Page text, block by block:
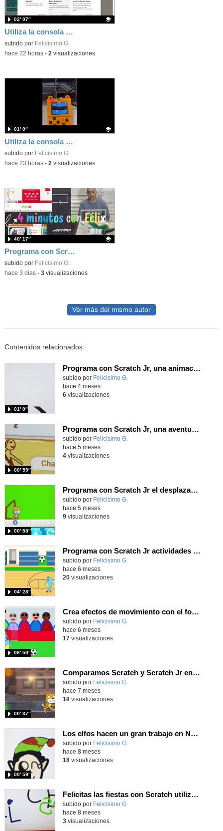
Utiliza la consola Mewbit de Kittenbot para llevar tus juegos arcade de MakeCode a tu mano
Contenido educativo.
subido por Felicisimo G.
02′ 07″
-hace 22 horas- 2 visualizaciones
Utiliza la consola Meowbit de KIttenbot para jugar con tus programas MakeCode Arcade
Contenido educativo.
subido por Felicisimo G.
01′ 0″
-hace 23 horas- 2 visualizaciones
Programa con Scratch, 8 diferentes juegos para vivir la emoción de los partidos de España en el mundial 2026
Contenido educativo.
subido por Felicisimo G.
40′ 17″
-hace 3 dias- 3visualizaciones
Ver más del mismo autor
Contenidos relacionados:
Programa con Scratch Jr, una animación para trabajar los bloques de movimiento y desparecer.
Contenido educativo.
subido por Felicisimo G.
01′ 0″
hace 4 meses
6visualizaciones
Programa con Scratch Jr, una aventura mitológica usando los bloques de movimiento
Contenido educativo.
subido por Felicisimo G.
00′ 59″
hace 5 meses
4visualizaciones
Programa con Scratch Jr el desplazamiento de tu personaje para evitar las bombas
Contenido educativo.
subido por Felicisimo G.
00′ 58″
hace 5 meses
9visualizaciones
Programa con Scratch Jr actividades de saltos y choques entre personajes.
Contenido educativo.
subido por Felicisimo G.
04′ 28″
hace 6 meses
20visualizaciones
Crea efectos de movimiento con el fondo programando con Scratch Jr
Contenido educativo.
subido por Felicisimo G.
06′ 50″
hace 6 meses
17visualizaciones
Comparamos Scratch y Scratch Jr en un juego de saltos para distintos cursos
Contenido educativo.
subido por Felicisimo G.
00′ 37″
hace 7 meses
18visualizaciones
Los elfos hacen un gran trabajo en Navidad y lo mostramos con Scratch Jr
Contenido educativo.
subido por Felicisimo G.
00′ 59″
hace 8 meses
18visualizaciones
Felicitas las fiestas con Scratch utilizando herramientas de dibujo y movimiento
Contenido educativo.
subido por Felicisimo G.
hace 8 meses
3visualizaciones